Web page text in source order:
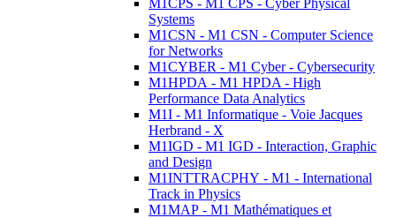
M1CPS - M1 CPS - Cyber Physical
Systems
M1CSN - M1 CSN - Computer Science
for Networks
M1CYBER - M1 Cyber - Cybersecurity
M1HPDA - M1 HPDA - High
Performance Data Analytics
M1I - M1 Informatique - Voie Jacques
Herbrand - X
M1IGD - M1 IGD - Interaction, Graphic
and Design
M1INTTRACPHY - M1 - International
Track in Physics
M1MAP - M1 Mathématiques et